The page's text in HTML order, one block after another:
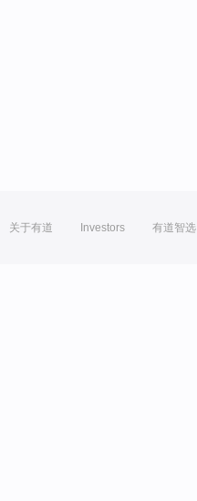
关于有道 Investors 有道智选